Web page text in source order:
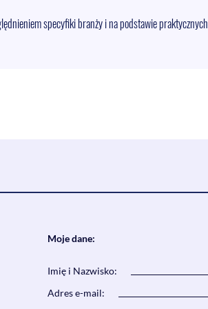
specyfiki branży i na podstawie praktycznych
Moje dane:
Imię i Nazwisko:
Adres e-mail: